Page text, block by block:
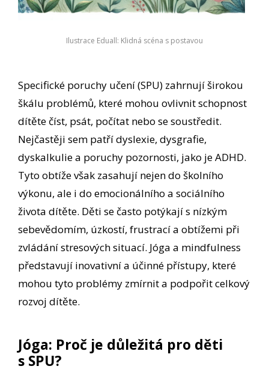
Ilustrace Eduall: Klidná scéna s postavou
Specifické poruchy učení (SPU) zahrnují širokou
škálu problémů, které mohou ovlivnit schopnost
dítěte číst, psát, počítat nebo se soustředit.
Nejčastěji sem patří dyslexie, dysgrafie,
dyskalkulie a poruchy pozornosti, jako je ADHD.
Tyto obtíže však zasahují nejen do školního
výkonu, ale i do emocionálního a sociálního
života dítěte. Děti se často potýkají s nízkým
sebevědomím, úzkostí, frustrací a obtížemi při
zvládání stresových situací. Jóga a mindfulness
představují inovativní a účinné přístupy, které
mohou tyto problémy zmírnit a podpořit celkový
rozvoj dítěte.
Jóga: Proč je důležitá pro děti
s SPU?